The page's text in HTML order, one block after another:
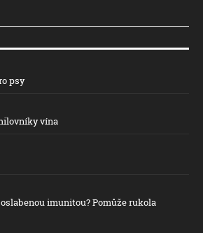
psy
vína
imunitou? Pomůže rukola